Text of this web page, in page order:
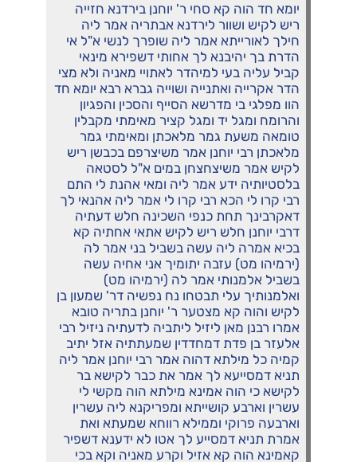
יומא חד הוה קא סחי ר' יוחנן בירדנא חזייה
ריש לקיש ושוור לירדנא אבתריה אמר ליה
חילך לאורייתא אמר ליה שופרך לנשי א"ל אי
הדרת בך יהיבנא לך אחותי דשפירא מינאי
קביל עליה בעי למיהדר לאתויי מאניה ולא מצי
הדר אקרייה ואתנייה ושוייה גברא רבא יומא חד
הוו מפלגי בי מדרשא הסייף והסכין והפגיון
והרומח ומגל יד ומגל קציר מאימתי מקבלין
טומאה משעת גמר מלאכתן ומאימתי גמר
מלאכתן רבי יוחנן אמר משיצרפם בכבשן ריש
לקיש אמר משיצחצחן במים א"ל לסטאה
בלסטיותיה ידע אמר ליה ומאי אהנת לי התם
רבי קרו לי הכא רבי קרו לי אמר ליה אהנאי לך
דאקרבינך תחת כנפי השכינה חלש דעתיה
דרבי יוחנן חלש ריש לקיש אתאי אחתיה קא
בכיא אמרה ליה עשה בשביל בני אמר לה
(ירמיהו מט) עזבה יתומיך אני אחיה עשה
בשביל אלמנותי אמר לה (ירמיהו מט)
ואלמנותיך עלי תבטחו נח נפשיה דר' שמעון בן
לקיש והוה קא מצטער ר' יוחנן בתריה טובא
אמרו רבנן מאן ליזיל ליתביה לדעתיה ניזיל רבי
אלעזר בן פדת דמחדדין שמעתתיה אזל יתיב
קמיה כל מילתא דהוה אמר רבי יוחנן אמר ליה
תניא דמסייעא לך אמר את כבר לקישא בר
לקישא כי הוה אמינא מילתא הוה מקשי לי
עשרין וארבע קושייתא ומפריקנא ליה עשרין
וארבעה פרוקי וממילא רווחא שמעתא ואת
אמרת תניא דמסייע לך אטו לא ידענא דשפיר
קאמינא הוה קא אזיל וקרע מאניה וקא בכי